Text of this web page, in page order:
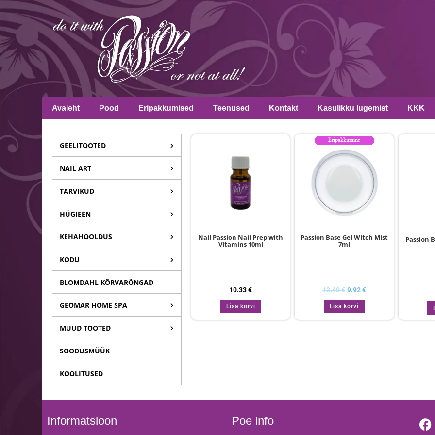
Avaleht Pood Eripakkumised Teenused Kontakt Kasulikku lugemist KKK
GEELITOOTED
NAIL ART
TARVIKUD
HÜGIEEN
KEHAHOOLDUS
KODU
BLOMDAHL KÕRVARÕNGAD
GEOMAR HOME SPA
MUUD TOOTED
SOODUSMÜÜK
KOOLITUSED
Nail Passion Nail Prep with
Vitamins 10ml
10.33€
Lisa korvi
Eripakkumine
Passion Base Gel Witch Mist
7ml
12.40€ 9.92€
Lisa korvi
Passion
Informatsioon Poe info